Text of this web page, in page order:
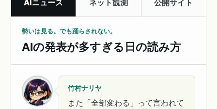
AIニュース ネット観測 公開サイト
勢いは見る。でも踊らされない。
AIの発表が多すぎる日の読み方
竹村ナリヤ
また「全部変わる」って言われて